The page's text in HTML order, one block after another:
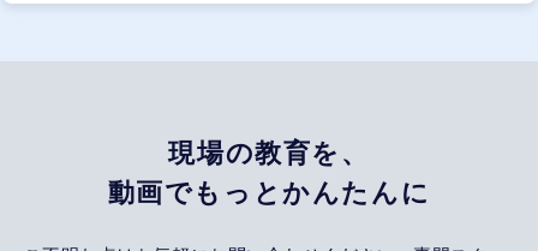
現場の教育を、
動画でもっとかんたんに